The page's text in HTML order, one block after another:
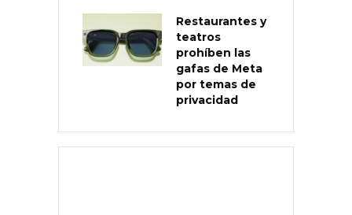
Restaurantes y
teatros
prohíben las
gafas de Meta
por temas de
privacidad